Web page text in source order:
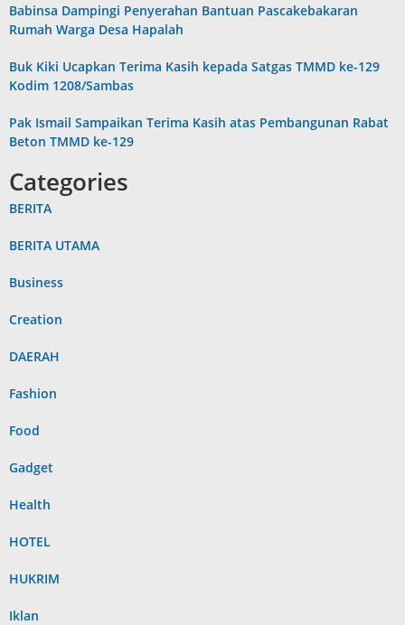
Babinsa Dampingi Penyerahan Bantuan Pascakebakaran
Rumah Warga Desa Hapalah
Buk Kiki Ucapkan Terima Kasih kepada Satgas TMMD ke-129
Kodim 1208/Sambas
Pak Ismail Sampaikan Terima Kasih atas Pembangunan Rabat
Beton TMMD ke-129
Categories
BERITA
BERITA UTAMA
Business
Creation
DAERAH
Fashion
Food
Gadget
Health
HOTEL
HUKRIM
Iklan